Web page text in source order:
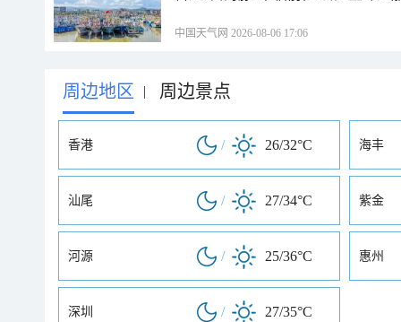
中国天气网 2026-08-06 17:06
周边地区 | 周边景点
香港 / 26/32°C 海丰
汕尾 / 27/34°C 紫金
河源 / 25/36°C 惠州
深圳 / 27/35°C